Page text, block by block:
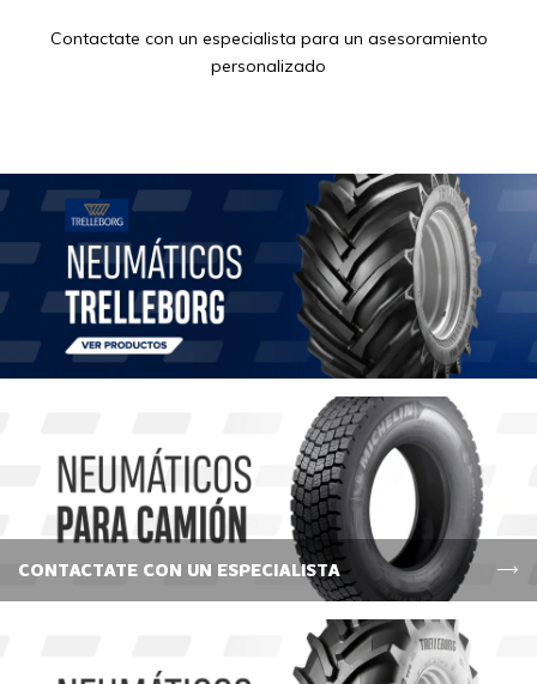
Contactate con un especialista para un asesoramiento
personalizado
CONTACTATE CON UN ESPECIALISTA